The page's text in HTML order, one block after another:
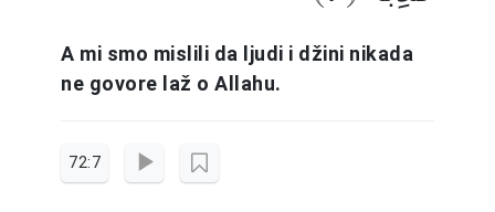
A mi smo mislili da ljudi i džini nikada
ne govore laž o Allahu.
72:7